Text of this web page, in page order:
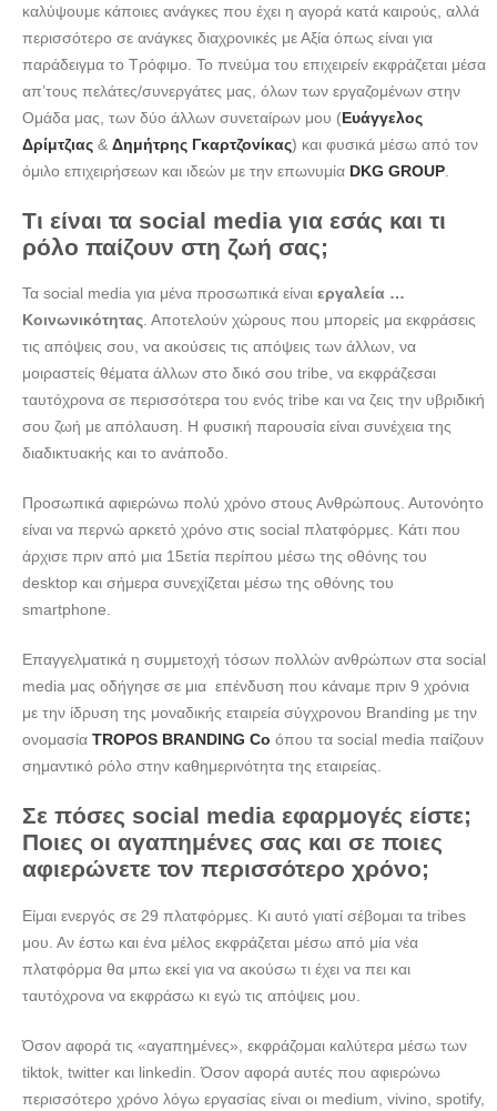
καλύψουμε κάποιες ανάγκες που έχει η αγορά κατά καιρούς, αλλά
περισσότερο σε ανάγκες διαχρονικές με Αξία όπως είναι για
παράδειγμα το Τρόφιμο. Το πνεύμα του επιχειρείν εκφράζεται μέσα
απ’τους πελάτες/συνεργάτες μας, όλων των εργαζομένων στην
Ομάδα μας, των δύο άλλων συνεταίρων μου (Ευάγγελος
Δρίμτζιας & Δημήτρης Γκαρτζονίκας) και φυσικά μέσω από τον
όμιλο επιχειρήσεων και ιδεών με την επωνυμία DKG GROUP
Τι είναι τα social media για εσάς και τι
ρόλο παίζουν στη ζωή σας;
Τα social media για μένα προσωπικά είναι εργαλεία …
Κοινωνικότητας. Αποτελούν χώρους που μπορείς μα εκφράσεις
τις απόψεις σου, να ακούσεις τις απόψεις των άλλων, να
μοιραστείς θέματα άλλων στο δικό σου tribe, να εκφράζεσαι
ταυτόχρονα σε περισσότερα του ενός tribe και να ζεις την υβριδική
σου ζωή με απόλαυση. Η φυσική παρουσία είναι συνέχεια της
διαδικτυακής και το ανάποδο.
Προσωπικά αφιερώνω πολύ χρόνο στους Ανθρώπους. Αυτονόητο
είναι να περνώ αρκετό χρόνο στις social πλατφόρμες. Κάτι που
άρχισε πριν από μια 15ετία περίπου μέσω της οθόνης του
desktop και σήμερα συνεχίζεται μέσω της οθόνης του
smartphone.
Επαγγελματικά η συμμετοχή τόσων πολλών ανθρώπων στα social
media μας οδήγησε σε μια επένδυση που κάναμε πριν 9 χρόνια
με την ίδρυση της μοναδικής εταιρεία σύγχρονου Branding με την
ονομασία TROPOS BRANDING Co όπου τα social media παίζουν
σημαντικό ρόλο στην καθημερινότητα της εταιρείας.
Σε πόσες social media εφαρμογές είστε;
Ποιες οι αγαπημένες σας και σε ποιες
αφιερώνετε τον περισσότερο χρόνο;
Είμαι ενεργός σε 29 πλατφόρμες. Κι αυτό γιατί σέβομαι τα tribes
μου. Αν έστω και ένα μέλος εκφράζεται μέσω από μία νέα
πλατφόρμα θα μπω εκεί για να ακούσω τι έχει να πει και
ταυτόχρονα να εκφράσω κι εγώ τις απόψεις μου.
Όσον αφορά τις «αγαπημένες», εκφράζομαι καλύτερα μέσω των
tiktok, twitter και linkedin. Όσον αφορά αυτές που αφιερώνω
περισσότερο χρόνο λόγω εργασίας είναι οι medium, vivino, spotify,